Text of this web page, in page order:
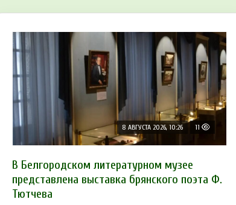
8 АВГУСТА 2026, 10:26 11
В Белгородском литературном музее
представлена выставка брянского поэта Ф.
Тютчева